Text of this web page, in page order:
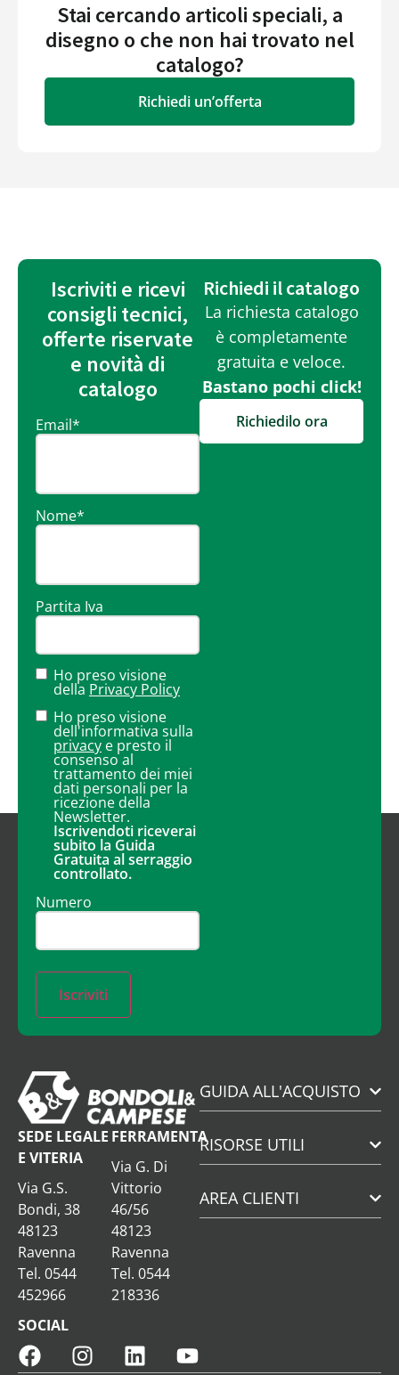
Stai cercando articoli speciali, a
disegno o che non hai trovato nel
catalogo?
Richiedi un’offerta
Iscriviti e ricevi
consigli tecnici,
offerte riservate
e novità di
catalogo
Email*
Nome*
Partita Iva
Ho preso visione
della Privacy Policy
Ho preso visione
dell'informativa sulla
privacy e presto il
consenso al
trattamento dei miei
dati personali per la
ricezione della
Newsletter.
Iscrivendoti riceverai
subito la Guida
Gratuita al serraggio
controllato.
Numero
Iscriviti
Richiedi il catalogo
La richiesta catalogo
è completamente
gratuita e veloce.
Bastano pochi click!
Richiedilo ora
SEDE LEGALE
E VITERIA
Via G.S.
Bondi, 38
48123
Ravenna
Tel. 0544
452966
FERRAMENTA
Via G. Di
Vittorio
46/56
48123
Ravenna
Tel. 0544
218336
SOCIAL
GUIDA ALL'ACQUISTO
RISORSE UTILI
AREA CLIENTI